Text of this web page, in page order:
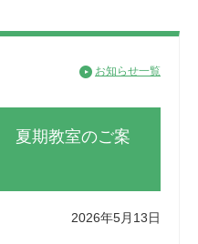
お知らせ一覧
期教室のご案
2026年5月13日